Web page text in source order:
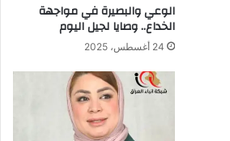
الوعي والبصيرة في مواجهة
الخداع.. وصايا لجيل اليوم
24 أغسطس، 2025